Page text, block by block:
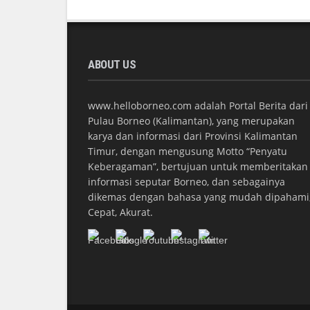
ABOUT US
www.helloborneo.com adalah Portal Berita dari
Pulau Borneo (Kalimantan), yang merupakan
karya dan informasi dari Provinsi Kalimantan
Timur, dengan mengusung Motto “Penyatu
Keberagaman”, bertujuan untuk memberitakan
informasi seputar Borneo, dan sebagainya
dikemas dengan bahasa yang mudah
Cepat, Akurat.